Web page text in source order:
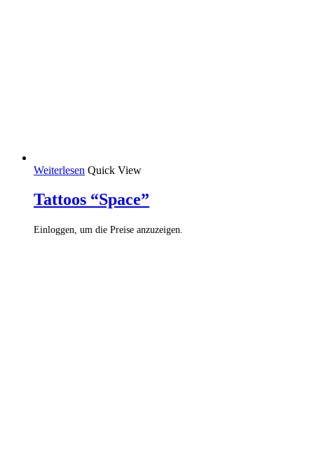
Weiterlesen Quick View
Tattoos “Space”
Einloggen, um die Preise anzuzeigen.